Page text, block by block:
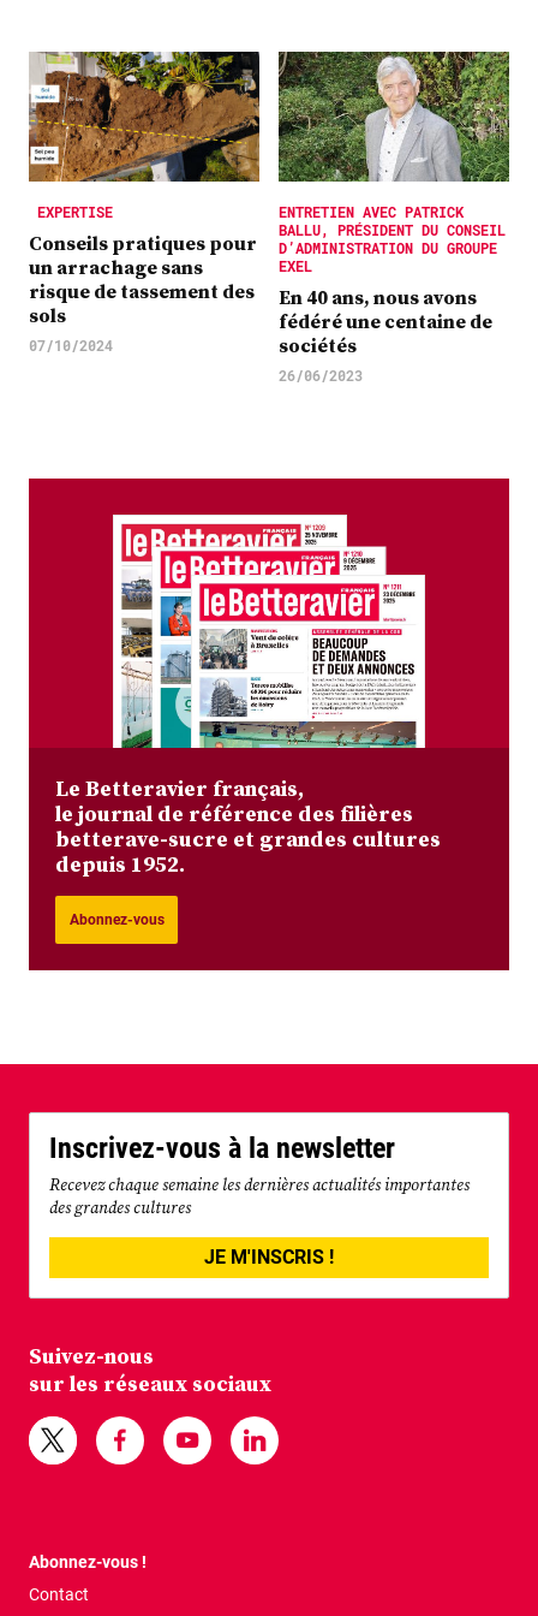
Abonnez-vous
EXPERTISE
Conseils pratiques pour
un arrachage sans
risque de tassement des
sols
07/10/2024
ENTRETIEN AVEC PATRICK
BALLU, PRÉSIDENT DU CONSEIL
D’ADMINISTRATION DU GROUPE
EXEL
En 40 ans, nous avons
fédéré une centaine de
sociétés
26/06/2023
Le Betteravier français,
le journal de référence des filières
betterave-sucre et grandes cultures
depuis 1952.
Abonnez-vous
Inscrivez-vous à la newsletter
Recevez chaque semaine les dernières actualités importantes
des grandes cultures
JE M'INSCRIS !
Suivez-nous
sur les réseaux sociaux
Abonnez-vous !
Contact